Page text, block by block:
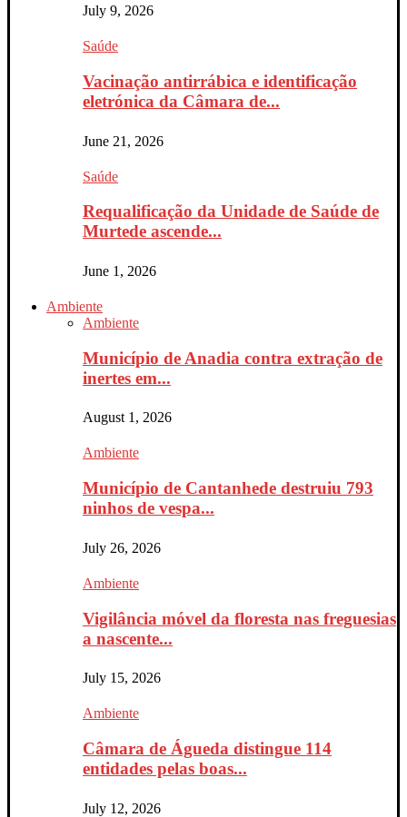
July 9, 2026
Saúde
Vacinação antirrábica e identificação
eletrónica da Câmara de...
June 21, 2026
Saúde
Requalificação da Unidade de Saúde de
Murtede ascende...
June 1, 2026
Ambiente
Ambiente
Município de Anadia contra extração de
inertes em...
August 1, 2026
Ambiente
Município de Cantanhede destruiu 793
ninhos de vespa...
July 26, 2026
Ambiente
Vigilância móvel da floresta nas freguesias
a nascente...
July 15, 2026
Ambiente
Câmara de Águeda distingue 114
entidades pelas boas...
July 12, 2026